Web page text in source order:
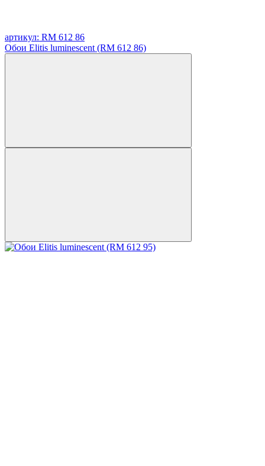
артикул: RM 612 86
Обои Elitis luminescent (RM 612 86)